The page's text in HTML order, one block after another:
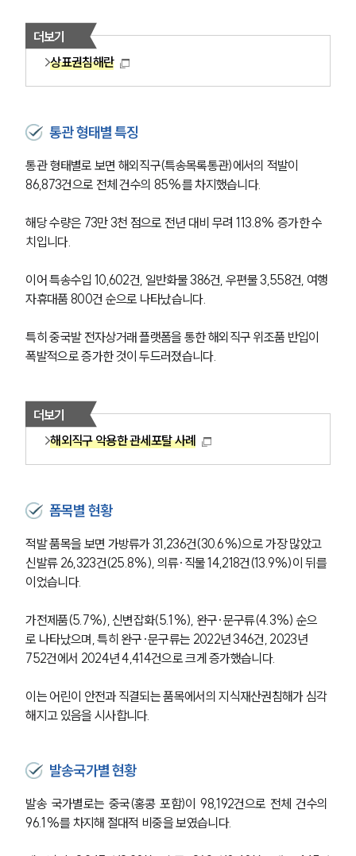
더보기
상표권침해란
통관 형태별 특징
통관 형태별로 보면 해외직구(특송목록통관)에서의 적발이
86,873건으로 전체 건수의 85%를 차지했습니다.
해당 수량은 73만 3천 점으로 전년 대비 무려 113.8% 증가한 수
치입니다.
이어 특송수입 10,602건, 일반화물 386건, 우편물 3,558건, 여행
자휴대품 800건 순으로 나타났습니다.
특히 중국발 전자상거래 플랫폼을 통한 해외직구 위조품 반입이
폭발적으로 증가한 것이 두드러졌습니다.
더보기
해외직구 악용한 관세포탈 사례
폼목별 현황
적발 품목을 보면 가방류가 31,236건(30.6%)으로 가장 많았고
신발류 26,323건(25.8%), 의류·직물 14,218건(13.9%)이 뒤를
이었습니다.
가전제품(5.7%), 신변잡화(5.1%), 완구·문구류(4.3%) 순으
로 나타났으며, 특히 완구·문구류는 2022년 346건, 2023년
752건에서 2024년 4,414건으로 크게 증가했습니다.
이는 어린이 안전과 직결되는 품목에서의 지식재산권침해가 심각
해지고 있음을 시사합니다.
발송국가별 현황
발송 국가별로는 중국(홍콩 포함)이 98,192건으로 전체 건수의
96.1%를 차지해 절대적 비중을 보였습니다.